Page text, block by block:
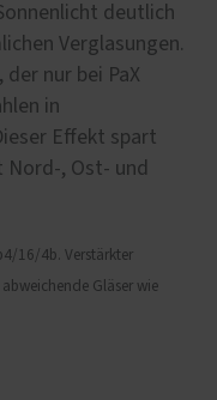
deutlich
Verglasungen.
der nur bei PaX
in
Effekt spart
Nord-, Ost- und
16/4b. Verstärkter
Gläser wie